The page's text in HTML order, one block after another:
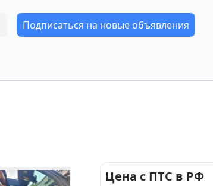
Подписаться на новые объявления
Цена с ПТС в РФ